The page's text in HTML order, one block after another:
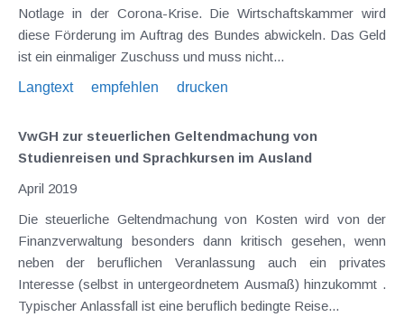
Notlage in der Corona-Krise. Die Wirtschaftskammer wird
diese Förderung im Auftrag des Bundes abwickeln. Das Geld
ist ein einmaliger Zuschuss und muss nicht...
Langtext
empfehlen drucken
VwGH zur steuerlichen Geltendmachung von
Studienreisen und Sprachkursen im Ausland
April 2019
Die steuerliche Geltendmachung von Kosten wird von der
Finanzverwaltung besonders dann kritisch gesehen, wenn
neben der beruflichen Veranlassung auch ein privates
Interesse (selbst in untergeordnetem Ausmaß) hinzukommt .
Typischer Anlassfall ist eine beruflich bedingte Reise...